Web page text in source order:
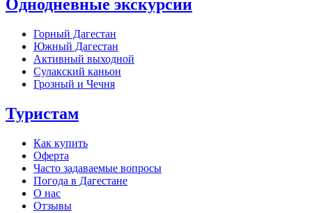
Однодневные экскурсии
Горный Дагестан
Южный Дагестан
Активный выходной
Сулакский каньон
Грозный и Чечня
Туристам
Как купить
Оферта
Часто задаваемые вопросы
Погода в Дагестане
О нас
Отзывы